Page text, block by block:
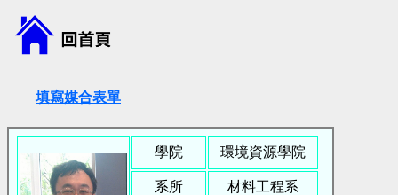
填寫媒合表單
學院 環境資源學院
系所 材料工程系